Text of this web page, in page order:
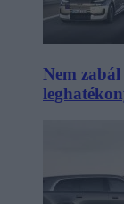
Nem